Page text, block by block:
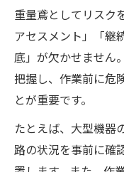
重量鳶としてリスク
アセスメント」「継
底」が欠かせません
把握し、作業前に危
とが重要です。
たとえば、大型機器
路の状況を事前に確